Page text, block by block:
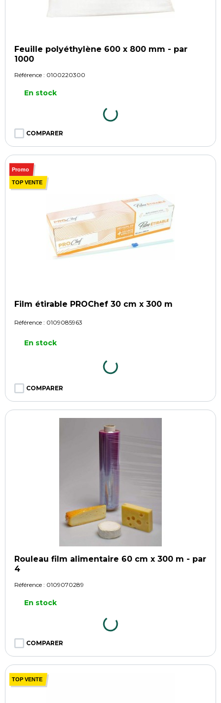
Feuille polyéthylène 600 x 800 mm - par
1000
Référence : 0100220300
En stock
COMPARER
Promo
TOP VENTE
Film étirable PROChef 30 cm x 300 m
Référence : 0109085963
En stock
COMPARER
Rouleau film alimentaire 60 cm x 300 m - par
4
Référence : 0109070289
En stock
COMPARER
TOP VENTE